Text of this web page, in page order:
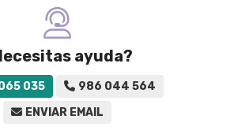
ayuda?
035
986 044 564
ENVIAR EMAIL